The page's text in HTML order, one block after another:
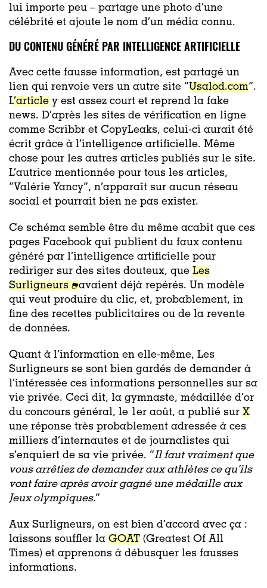
lui importe peu – partage une photo d’une
célébrité et ajoute le nom d’un média connu.
DU CONTENU GÉNÉRÉ PAR INTELLIGENCE ARTIFICIELLE
Avec cette fausse information, est partagé un
lien qui renvoie vers un autre site “Usalod.com”.
L’article y est assez court et reprend la fake
news. D’après les sites de vérification en ligne
comme Scribbr et CopyLeaks, celui-ci aurait été
écrit grâce à l’intelligence artificielle. Même
chose pour les autres articles publiés sur le site.
L’autrice mentionnée pour tous les articles,
“Valérie Yancy”, n’apparaît sur aucun réseau
social et pourrait bien ne pas exister.
Ce schéma semble être du même acabit que ces
pages Facebook qui publient du faux contenu
généré par l’intelligence artificielle pour
rediriger sur des sites douteux, que Les
Surligneurs
avaient déjà repérés. Un modèle
qui veut produire du clic, et, probablement, in
fine des recettes publicitaires ou de la revente
de données.
Quant à l’information en elle-même, Les
Surligneurs se sont bien gardés de demander à
l’intéressée ces informations personnelles sur sa
vie privée. Ceci dit, la gymnaste, médaillée d’or
du concours général, le 1er août, a publié sur X
une réponse très probablement adressée à ces
milliers d’internautes et de journalistes qui
s’enquiert de sa vie privée. “Il faut vraiment que
vous arrêtiez de demander aux athlètes ce qu’ils
vont faire après avoir gagné une médaille aux
Jeux olympiques.”
Aux Surligneurs, on est bien d’accord avec ça :
laissons souffler la GOAT (Greatest Of All
Times) et apprenons à débusquer les fausses
informations.